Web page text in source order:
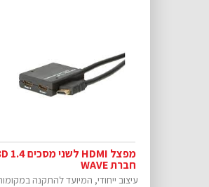
חברת WAVE
עיצוב ייחודי, המיועד להתקנה